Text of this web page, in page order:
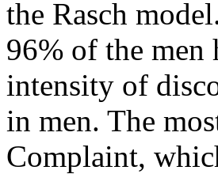
the Rasch
96% of the men
intensity of
in men. The
Complaint,